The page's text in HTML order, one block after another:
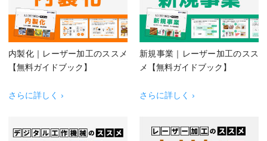
内製化｜レーザー加工のススメ
【無料ガイドブック】
さらに詳しく ›
新規事業｜レーザー加工のスス
メ【無料ガイドブック】
さらに詳しく ›